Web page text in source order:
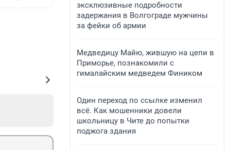
эксклюзивные подробности
задержания в Волгограде мужчины
за фейки об армии
Медведицу Майю, жившую на цепи в
Приморье, познакомили с
гималайским медведем Фиником
Один переход по ссылке изменил
всё. Как мошенники довели
школьницу в Чите до попытки
поджога здания